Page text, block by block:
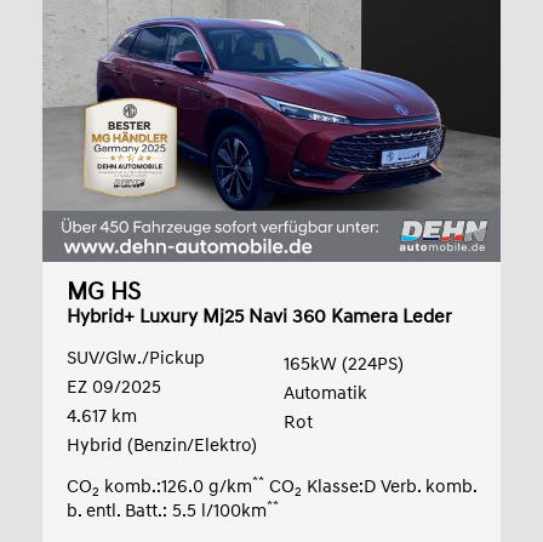
MG HS
Hybrid+ Luxury Mj25 Navi 360 Kamera Leder
SUV/Glw./Pickup
EZ 09/2025
4.617 km
Hybrid (Benzin/Elektro)
165kW (224PS)
Automatik
Rot
CO2 komb.:126.0 g/km** CO2 Klasse:D Verb. komb.
b. entl. Batt.: 5.5 l/100km**